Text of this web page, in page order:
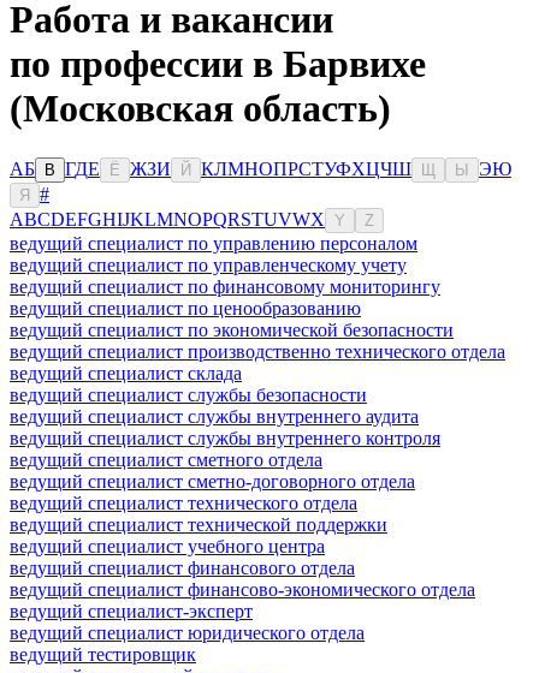
Работа и вакансии
по профессии в Барвихе
(Московская область)
АБ В ГДЕ Ё ЖЗИ Й КЛМНОПРСТУФХЦЧШ Ы ЭЮ
Я
#
ABCDEFGHIJKLMNOPQRSTUVWX Y Z
ведущий специалист по управлению персоналом
ведущий специалист по управленческому учету
ведущий специалист по финансовому мониторингу
ведущий специалист по ценообразованию
ведущий специалист по экономической безопасности
ведущий специалист производственно технического отдела
ведущий специалист склада
ведущий специалист службы безопасности
ведущий специалист службы внутреннего аудита
ведущий специалист службы внутреннего контроля
ведущий специалист сметного отдела
ведущий специалист сметно-договорного отдела
ведущий специалист технического отдела
ведущий специалист технической поддержки
ведущий специалист учебного центра
ведущий специалист финансового отдела
ведущий специалист финансово-экономического отдела
ведущий специалист-эксперт
ведущий специалист юридического отдела
ведущий тестировщик